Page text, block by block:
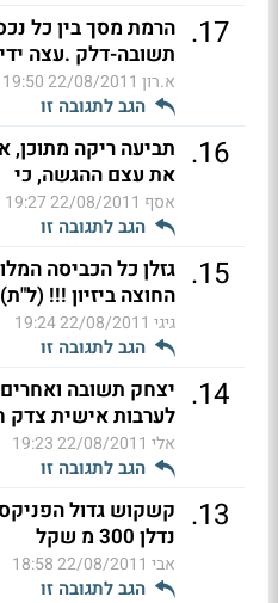
17
. הרמת מסך בין כל
תשובה-דלק .עצה
א.רון 22/08/2011 19:50
הגב לתגובה זו
16
. תביעה ריקה מתוכן,
את עצם ההגשה, כי
אסף 22/08/2011 19:27
הגב לתגובה זו
15
. גזלן כל הכביסה
החוצה ביזיון !!! (ל"ת)
גיגי 22/08/2011 19:24
הגב לתגובה זו
14
. יצחק תשובה
לערבות אישית צדק
אלי 22/08/2011 19:23
הגב לתגובה זו
13
. קשקוש גדול
נדלן 300 מ שקל
אבי 22/08/2011 18:58
הגב לתגובה זו